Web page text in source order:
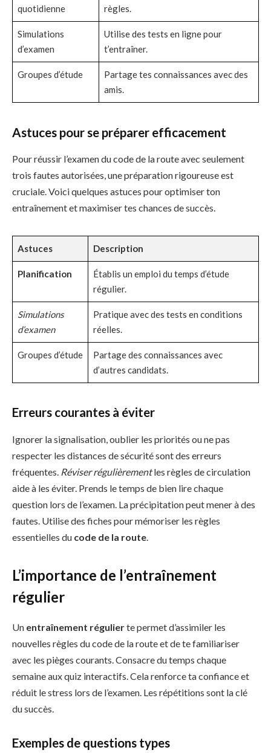
quotidienne
règles.
Simulations
d’examen
Utilise des tests en ligne pour
t’entraîner.
Groupes d’étude
Partage tes connaissances avec des
amis.
Astuces pour se préparer efficacement
Pour réussir l’examen du code de la route avec seulement
trois fautes autorisées, une préparation rigoureuse est
cruciale. Voici quelques astuces pour optimiser ton
entraînement et maximiser tes chances de succès.
Astuces Description
Planification
Établis un emploi du temps d’étude
régulier.
Simulations
d’examen
Pratique avec des tests en conditions
réelles.
Groupes d’étude
Partage des connaissances avec
d’autres candidats.
Erreurs courantes à éviter
Ignorer la signalisation, oublier les priorités ou ne pas
respecter les distances de sécurité sont des erreurs
fréquentes. Réviser régulièrementles règles de circulation
aide à les éviter. Prends le temps de bien lire chaque
question lors de l’examen. La précipitation peut mener à des
fautes. Utilise des fiches pour mémoriser les règles
essentielles du code de la route
L’importance de l’entraînement
régulier
Un entraînement régulierte permet d’assimiler les
nouvelles règles du code de la route et de te familiariser
avec les pièges courants. Consacre du temps chaque
semaine aux quiz interactifs. Cela renforce ta confiance et
réduit le stress lors de l’examen. Les répétitions sont la clé
du succès.
Exemples de questions types